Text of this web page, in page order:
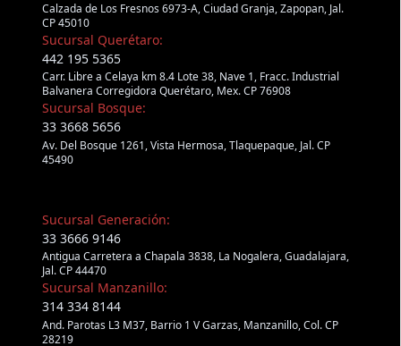
Calzada de Los Fresnos 6973-A, Ciudad Granja, Zapopan, Jal.
CP 45010
Sucursal Querétaro:
442 195 5365
Carr. Libre a Celaya km 8.4 Lote 38, Nave 1, Fracc. Industrial
Balvanera Corregidora Querétaro, Mex. CP 76908
Sucursal Bosque:
33 3668 5656
Av. Del Bosque 1261, Vista Hermosa, Tlaquepaque, Jal. CP
45490
Sucursal Generación:
33 3666 9146
Antigua Carretera a Chapala 3838, La Nogalera, Guadalajara,
Jal. CP 44470
Sucursal Manzanillo:
314 334 8144
And. Parotas L3 M37, Barrio 1 V Garzas, Manzanillo, Col. CP
28219